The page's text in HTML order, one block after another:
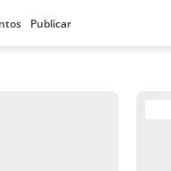
Publicar